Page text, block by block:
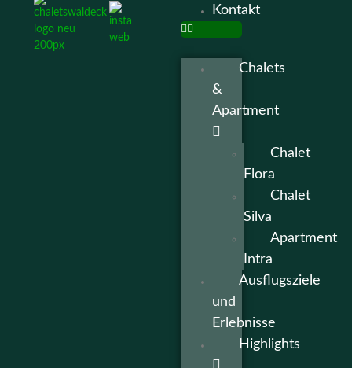
Kontakt
Chalets
&
Apartment
Chalet
Flora
Chalet
Silva
Apartment
Intra
Ausflugsziele
und
Erlebnisse
Highlights